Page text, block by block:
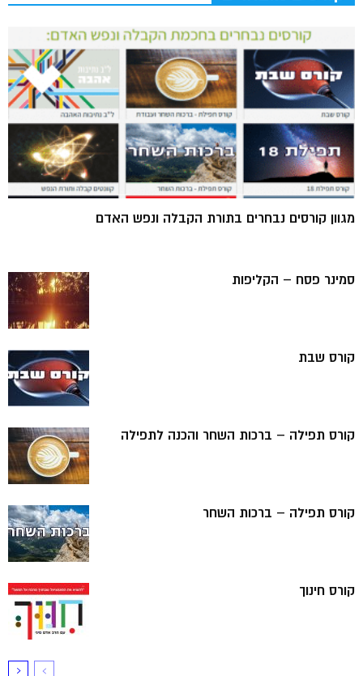
מגוון קורסים נבחרים בתורת הקבלה ונפש האדם
סמינר פסח – הקליפות
קורס שבת
קורס תפילה – ברכות השחר והכנה לתפילה
קורס תפילה – ברכות השחר
קורס חינוך